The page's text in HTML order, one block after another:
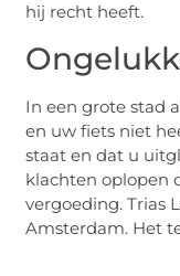
hij recht heeft.
In een grote stad
en uw fiets niet
staat en dat u
klachten oplopen
vergoeding. Trias
Amsterdam. Het